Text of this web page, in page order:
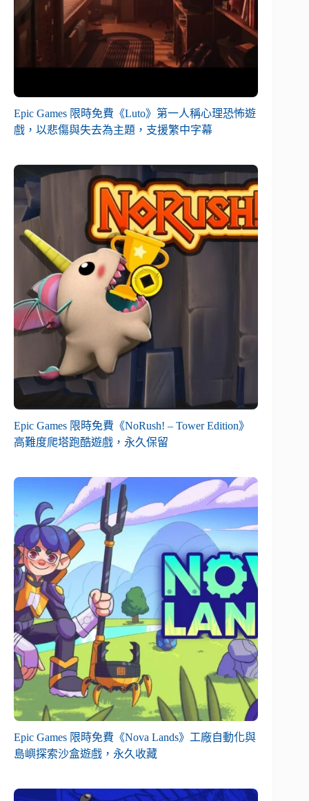
Epic Games 限時免費《Luto》第一人稱心理恐怖遊
戲，以悲傷與失去為主題，支援繁中字幕
Epic Games 限時免費《NoRush! – Tower Edition》
高難度爬塔跑酷遊戲，永久保留
Epic Games 限時免費《Nova Lands》工廠自動化與
島嶼探索沙盒遊戲，永久收藏